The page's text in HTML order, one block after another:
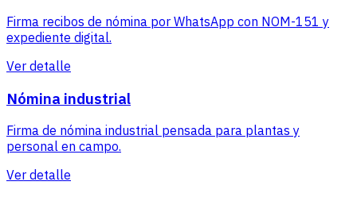
Firma recibos de nómina por WhatsApp con NOM-151 y
expediente digital.
Ver detalle
Nómina industrial
Firma de nómina industrial pensada para plantas y
personal en campo.
Ver detalle